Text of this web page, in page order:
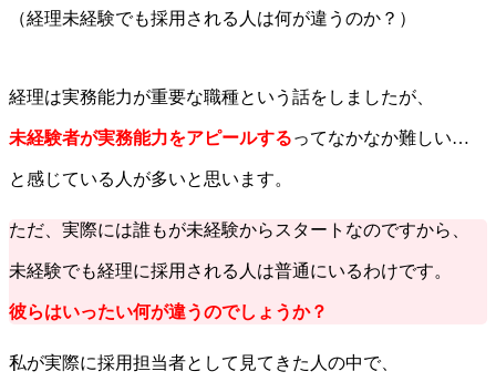
（経理未経験でも採用される人は何が違うのか？）
経理は実務能力が重要な職種という話をしましたが、
未経験者が実務能力をアピールするってなかなか難しい…
と感じている人が多いと思います。
ただ、実際には誰もが未経験からスタートなのですから、
未経験でも経理に採用される人は普通にいるわけです。
彼らはいったい何が違うのでしょうか？
私が実際に採用担当者として見てきた人の中で、